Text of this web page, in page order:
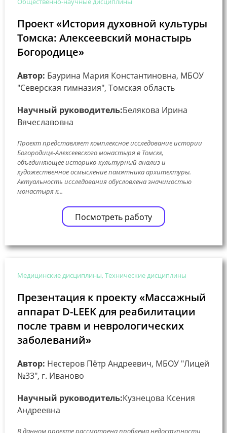
Проект «История духовной культуры
Томска: Алексеевский монастырь
Богородице»
Автор: Баурина Мария Константиновна, МБОУ
"Северская гимназия", Томская область
Научный руководитель:Белякова Ирина
Вячеславовна
Проект представляет комплексное исследование истории
Богородице-Алексеевского монастыря в Томске,
объединяющее историко-культурный анализ и
художественное осмысление памятника архитектуры.
Актуальность исследования обусловлена значимостью
монастыря к...
Посмотреть работу
Медицинские дисциплины, Технические дисциплины
Презентация к проекту «Массажный
аппарат D-LEEK для реабилитации
после травм и неврологических
заболеваний»
Автор: Нестеров Пётр Андреевич, МБОУ "Лицей
№33", г. Иваново
Научный руководитель:Кузнецова Ксения
Андреевна
В данном проекте рассмотрена проблема недоступности